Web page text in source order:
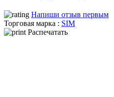
Напиши отзыв первым
Торговая марка : SIM
Распечатать